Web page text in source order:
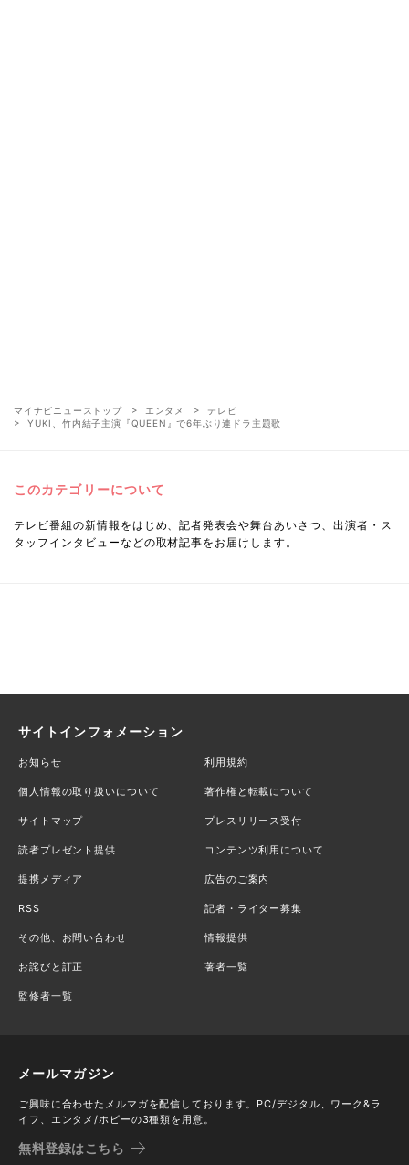
マイナビニューストップ エンタメ
テレビ
YUKI、竹内結子主演『QUEEN』で6年ぶり連ドラ主題歌
このカテゴリーについて
テレビ番組の新情報をはじめ、記者発表会や舞台あいさつ、出演者・ス
タッフインタビューなどの取材記事をお届けします。
サイトインフォメーション
お知らせ 利用規約
個人情報の取り扱いについて 著作権と転載について
サイトマップ プレスリリース受付
読者プレゼント提供 コンテンツ利用について
提携メディア 広告のご案内
RSS 記者・ライター募集
その他、お問い合わせ 情報提供
お詫びと訂正 著者一覧
監修者一覧
メールマガジン
ご興味に合わせたメルマガを配信しております。PC/デジタル、ワーク&ラ
イフ、エンタメ/ホビーの3種類を用意。
無料登録はこちら